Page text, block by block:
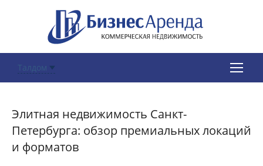
Талдом
Элитная недвижимость Санкт-
Петербурга: обзор премиальных локаций
и форматов